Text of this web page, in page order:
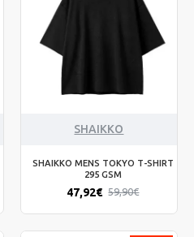
SHAIKKO
SHAIKKO MENS TOKYO T-SHIRT
295 GSM
47,92€ 59,90€